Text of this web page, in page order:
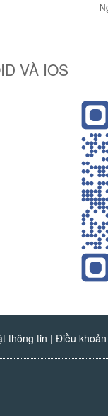
VÀ IOS
thông tin | Điều